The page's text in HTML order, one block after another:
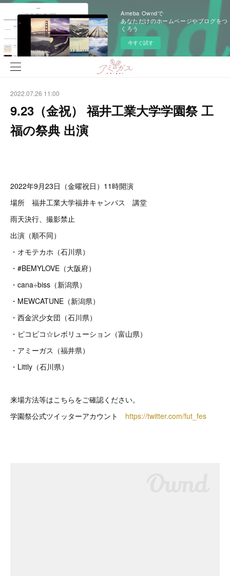
Ameba Owndで
あなただけのホームページやブログをつ
くろう
今すぐ試す
2022.07.26 11:00
9.23（金祝） 福井工業大学学園祭 工
福の祭典 出演
2022年9月23日（金曜祝日）11時開演
場所 福井工業大学福井キャンパス 講堂
雨天決行、撮影禁止
出演（順不同）
・オモテカホ（石川県）
・#BEMYLOVE（大阪府）
・cana÷biss（新潟県）
・MEWCATUNE（新潟県）
・西金沢少女団（石川県）
・ピコピコ☆レボリューション（富山県）
・アミーガス（福井県）
・Littly（石川県）
来場方法等はこちらをご確認ください。
学園祭公式ツイッターアカウント https://twitter.com/fut_fes